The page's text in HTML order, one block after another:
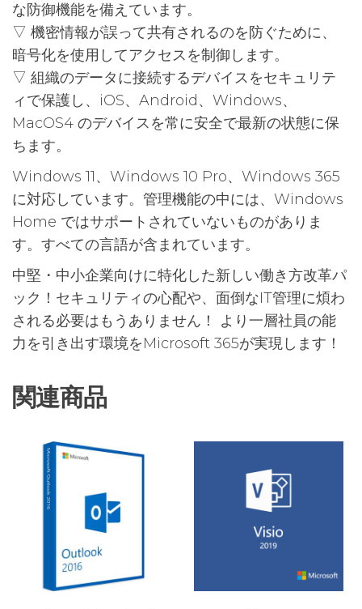
な防御機能を備えています。
▽ 機密情報が誤って共有されるのを防ぐために、
暗号化を使用してアクセスを制御します。
▽ 組織のデータに接続するデバイスをセキュリテ
ィで保護し、iOS、Android、Windows、
MacOS4 のデバイスを常に安全で最新の状態に保
ちます。
Windows 11、Windows 10 Pro、Windows 365
に対応しています。管理機能の中には、Windows
Home ではサポートされていないものがありま
す。すべての言語が含まれています。
中堅・中小企業向けに特化した新しい働き方改革パ
ック！セキュリティの心配や、面倒なIT管理に煩わ
される必要はもうありません！ より一層社員の能
力を引き出す環境をMicrosoft 365が実現します！
関連商品